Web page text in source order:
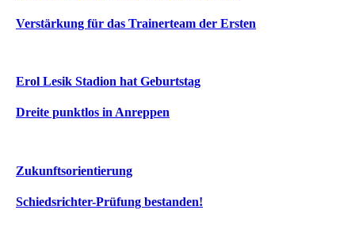
Verstärkung für das Trainerteam der Ersten
Erol Lesik Stadion hat Geburtstag
Dreite punktlos in Anreppen
Zukunftsorientierung
Schiedsrichter-Prüfung bestanden!